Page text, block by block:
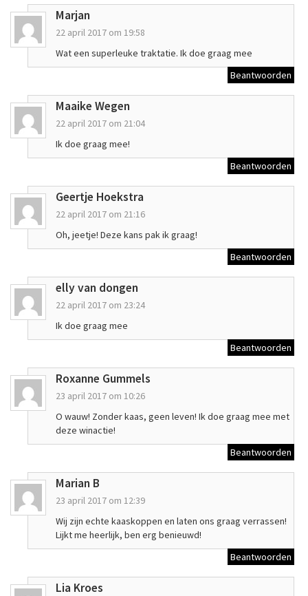
Marjan
22 april 2017 om 19:58
Wat een superleuke traktatie. Ik doe graag mee
Beantwoorden
Maaike Wegen
22 april 2017 om 21:04
Ik doe graag mee!
Beantwoorden
Geertje Hoekstra
22 april 2017 om 21:16
Oh, jeetje! Deze kans pak ik graag!
Beantwoorden
elly van dongen
22 april 2017 om 23:24
Ik doe graag mee
Beantwoorden
Roxanne Gummels
23 april 2017 om 10:26
O wauw! Zonder kaas, geen leven! Ik doe graag mee met
deze winactie!
Beantwoorden
Marian B
23 april 2017 om 12:39
Wij zijn echte kaaskoppen en laten ons graag verrassen!
Lijkt me heerlijk, ben erg benieuwd!
Beantwoorden
Lia Kroes